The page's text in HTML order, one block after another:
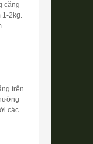
căng
1-2kg.
trên
các